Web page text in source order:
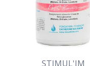
STIMUL'IM